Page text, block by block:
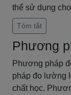
thể sử dụng
Tóm tắt
Phương
Phương pháp
pháp đo lường
chất học.